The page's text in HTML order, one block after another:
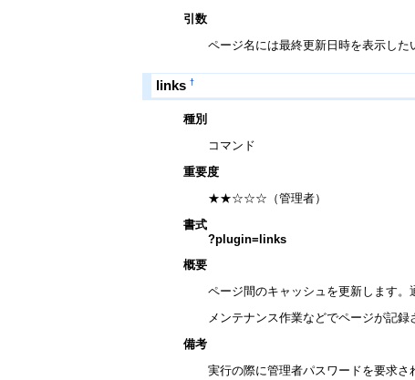
引数
ページ名には最終更新日時を表示した
links †
種別
コマンド
重要度
★★☆☆☆（管理者）
書式
?plugin=links
概要
ページ間のキャッシュを更新します。
メンテナンス作業などでページが記
備考
実行の際に管理者パスワードを要求さ